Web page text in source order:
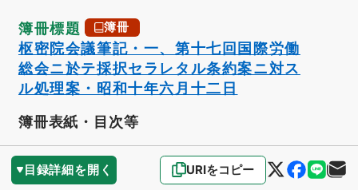
簿冊標題 簿冊
枢密院会議筆記・一、第十七回国際労働
総会ニ於テ採択セラレタル条約案ニ対ス
ル処理案・昭和十年六月十二日
簿冊表紙・目次等
目録詳細を開く URIをコピー